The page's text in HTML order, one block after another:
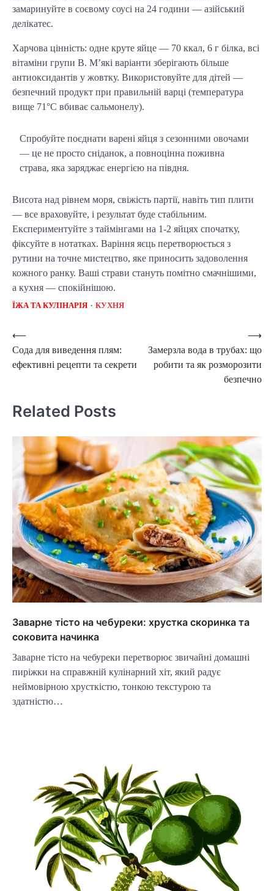
замаринуйте в соєвому соусі на 24 години — азійський
делікатес.
Харчова цінність: одне круте яйце — 70 ккал, 6 г білка, всі
вітаміни групи B. М’які варіанти зберігають більше
антиоксидантів у жовтку. Використовуйте для дітей —
безпечний продукт при правильній варці (температура
вище 71°C вбиває сальмонелу).
Спробуйте поєднати варені яйця з сезонними овочами
— це не просто сніданок, а повноцінна поживна
страва, яка заряджає енергією на півдня.
Висота над рівнем моря, свіжість партії, навіть тип плити
— все враховуйте, і результат буде стабільним.
Експериментуйте з таймінгами на 1-2 яйцях спочатку,
фіксуйте в нотатках. Варіння яєць перетворюється з
рутини на точне мистецтво, яке приносить задоволення
кожного ранку. Ваші страви стануть помітно смачнішими,
а кухня — спокійнішою.
ЇЖА ТА КУЛІНАРІЯ КУХНЯ
Post
navigation
⟵
Сода для виведення плям:
ефективні рецепти та секрети
Замерзла вода в трубах: що
робити та як розморозити
безпечно
⟶
Related Posts
Заварне тісто на чебуреки: хрустка скоринка та
соковита начинка
Заварне тісто на чебуреки перетворює звичайні домашні
пиріжки на справжній кулінарний хіт, який радує
неймовірною хрусткістю, тонкою текстурою та
здатністю…